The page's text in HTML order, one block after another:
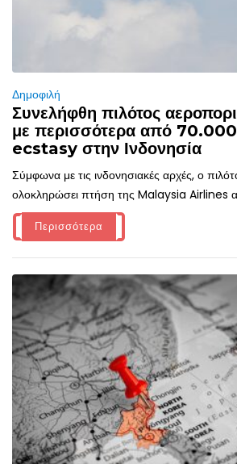
Δημοφιλή
Συνελήφθη πιλότος
με περισσότερα από
ecstasy στην Ινδονησία
Σύμφωνα με τις ινδονησιακές αρχές, ο
ολοκληρώσει πτήση της Malaysia Airlines
Περισσότερα